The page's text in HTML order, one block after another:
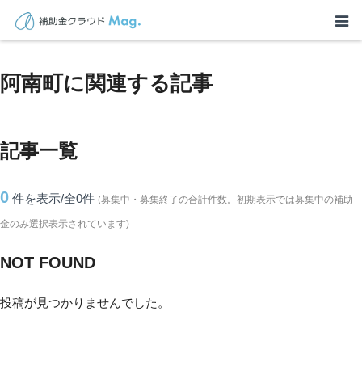
TOP > 補助金・助成金詳細>長野県
阿南町に関連する記事
記事一覧
0 件を表示/全0件 (募集中・募集終了の合計件数。初期表示では募集中の補助
金のみ選択表示されています)
NOT FOUND
投稿が見つかりませんでした。